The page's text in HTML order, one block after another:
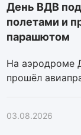
День ВДВ
полетами и
парашютом
На аэродроме
прошёл
03.08.2026